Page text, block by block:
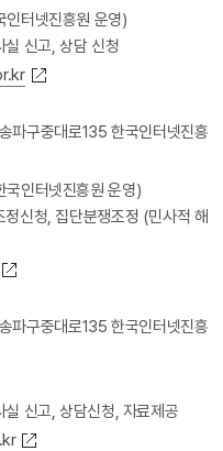
인터넷진흥원 운영)
실 신고, 상담 신청
구중대로135 한국인터넷진흥
국인터넷진흥원 운영)
신청, 집단분쟁조정 (민사적 해
구중대로135 한국인터넷진흥
신고, 상담신청, 자료제공